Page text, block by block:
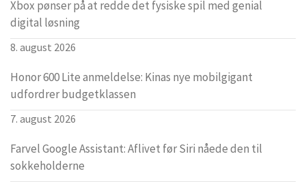
Xbox pønser på at redde det fysiske spil med genial
digital løsning
8. august 2026
Honor 600 Lite anmeldelse: Kinas nye mobilgigant
udfordrer budgetklassen
7. august 2026
Farvel Google Assistant: Aflivet før Siri nåede den til
sokkeholderne